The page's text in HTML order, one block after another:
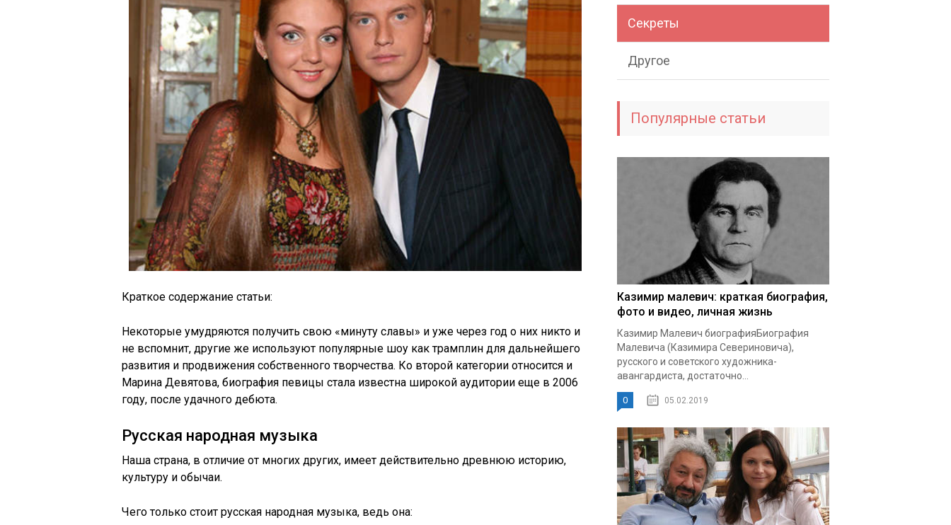
Краткое содержание статьи:
Некоторые умудряются получить свою «минуту славы» и уже через год о них никто и
не вспомнит, другие же используют популярные шоу как трамплин для дальнейшего
развития и продвижения собственного творчества. Ко второй категории относится и
Марина Девятова, биография певицы стала известна широкой аудитории еще в 2006
году, после удачного дебюта.
Русская народная музыка
Наша страна, в отличие от многих других, имеет действительно древнюю историю,
культуру и обычаи.
Чего только стоит русская народная музыка, ведь она:
Секреты
Другое
Популярные статьи
Казимир малевич: краткая биография,
фото и видео, личная жизнь
Казимир Малевич биографияБиография
Малевича (Казимира Севериновича),
русского и советского художника-
авангардиста, достаточно...
0 05.02.2019